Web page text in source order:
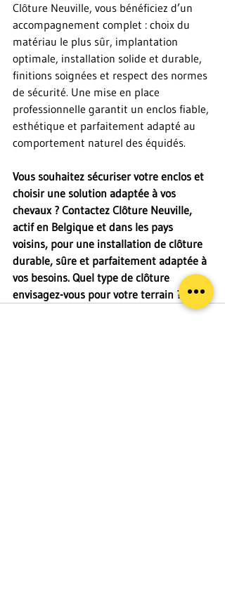
Clôture Neuville, vous bénéficiez d’un
accompagnement complet : choix du
matériau le plus sûr, implantation
optimale, installation solide et durable,
finitions soignées et respect des normes
de sécurité. Une mise en place
professionnelle garantit un enclos fiable,
esthétique et parfaitement adapté au
comportement naturel des équidés.
Vous souhaitez sécuriser votre enclos et
choisir une solution adaptée à vos
chevaux ? Contactez Clôture Neuville,
actif en Belgique et dans les pays
voisins, pour une installation de clôture
durable, sûre et parfaitement adaptée à
vos besoins. Quel type de clôture
envisagez-vous pour votre terrain ?